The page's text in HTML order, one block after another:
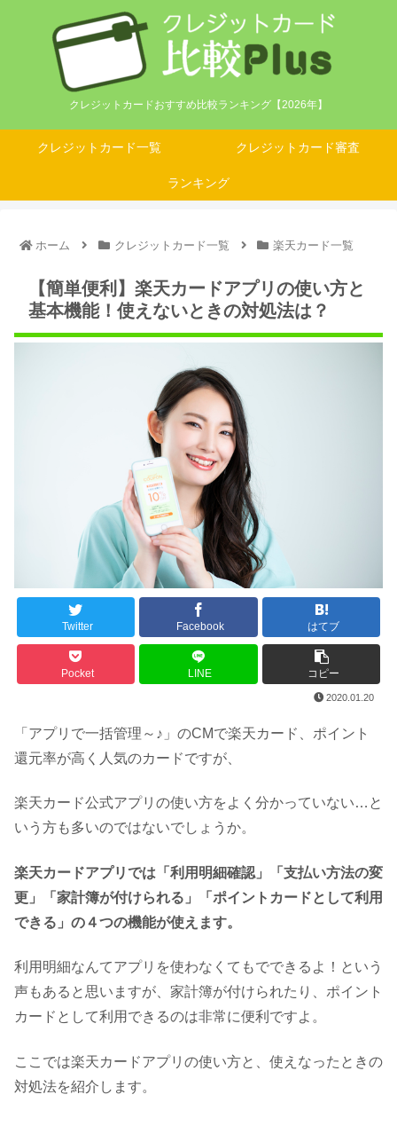
クレジットカードおすすめ比較ランキング【2026年】
クレジットカード一覧 クレジットカード審査
ランキング
ホーム クレジットカード一覧 楽天カード一覧
【簡単便利】楽天カードアプリの使い方と
基本機能！使えないときの対処法は？
Twitter Facebook はてブ
Pocket LINE コピー
2020.01.20
「アプリで一括管理～♪」のCMで楽天カード、ポイント
還元率が高く人気のカードですが、
楽天カード公式アプリの使い方をよく分かっていない…と
いう方も多いのではないでしょうか。
楽天カードアプリでは「利用明細確認」「支払い方法の変
更」「家計簿が付けられる」「ポイントカードとして利用
できる」の４つの機能が使えます。
利用明細なんてアプリを使わなくてもでできるよ！という
声もあると思いますが、家計簿が付けられたり、ポイント
カードとして利用できるのは非常に便利ですよ。
ここでは楽天カードアプリの使い方と、使えなったときの
対処法を紹介します。